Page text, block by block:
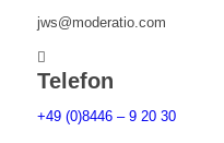
jws@moderatio.com
Telefon
+49 (0)8446 – 9 20 30